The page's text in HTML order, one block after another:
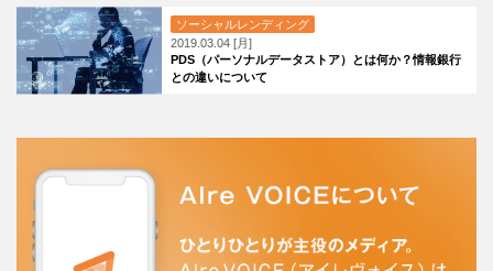
ソーシャルレンディング
2019.03.04 [月]
PDS（パーソナルデータストア）とは何か？情報銀行
との違いについて